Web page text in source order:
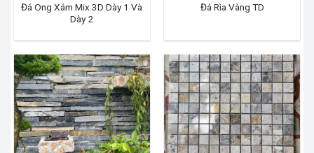
Đá Ong Xám Mix 3D Dày 1 Và
Dày 2
Đá Rìa Vàng TD